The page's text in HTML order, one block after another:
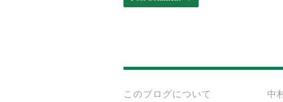
このブログについて 中